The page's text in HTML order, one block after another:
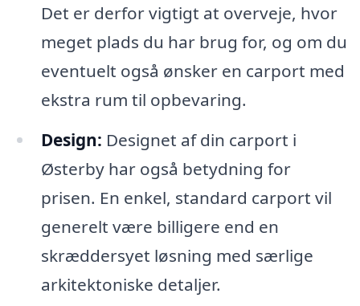
Det er derfor vigtigt at overveje, hvor
meget plads du har brug for, og om du
eventuelt også ønsker en carport med
ekstra rum til opbevaring.
Design: Designet af din carport i
Østerby har også betydning for
prisen. En enkel, standard carport vil
generelt være billigere end en
skræddersyet løsning med særlige
arkitektoniske detaljer.